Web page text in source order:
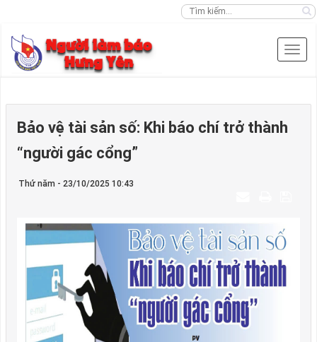
Bảo vệ tài sản số: Khi báo chí trở thành
“người gác cổng”
Thứ năm - 23/10/2025 10:43